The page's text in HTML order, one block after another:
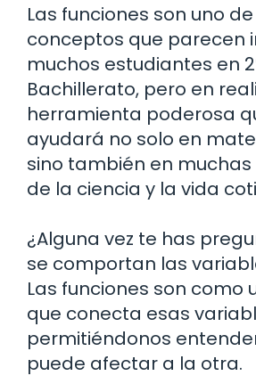
Las funciones son uno
conceptos que parecen
muchos estudiantes en
Bachillerato, pero en
herramienta poderosa
ayudará no solo en
sino también en
de la ciencia y la vida
¿Alguna vez te has
se comportan las
Las funciones son como
que conecta esas
permitiéndonos
puede afectar a la otra.